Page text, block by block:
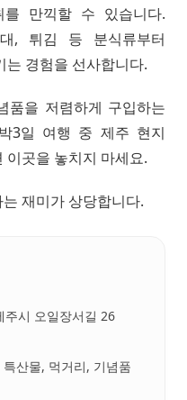
만끽할 수 있습니다.
, 튀김 등 분식류부터
는 경험을 선사합니다.
품을 저렴하게 구입하는
3일 여행 중 제주 현지
이곳을 놓치지 마세요.
재미가 상당합니다.
주시 오일장서길 26
산물, 먹거리, 기념품